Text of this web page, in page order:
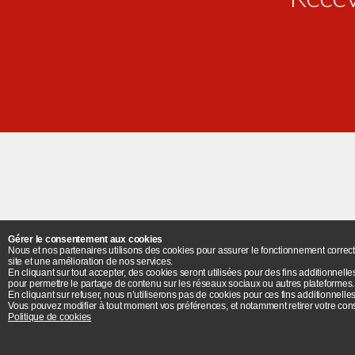
Université Paris 8 - 2
Gérer le consentement aux cookies
Nous et nos partenaires utilisons des cookies pour assurer le fonctionnement
site et une amélioration de nos services.
En cliquant sur tout accepter, des cookies seront utilisées pour des fins
pour permettre le partage de contenu sur les réseaux sociaux ou autres plateformes.
En cliquant sur refuser, nous n’utiliserons pas de cookies pour ces fins
Vous pouvez modifier à tout moment vos préférences, et notamment retirer votre
Politique de cookies